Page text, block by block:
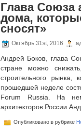
Глава Союза
дома,
сносят»
Октябрь 31st, 2016
Андрей Боков, глава
стране можно
строительного рынка,
прошедшей неделе
Forum Russia. На
архитекторов России
Опубликовано в рубрике